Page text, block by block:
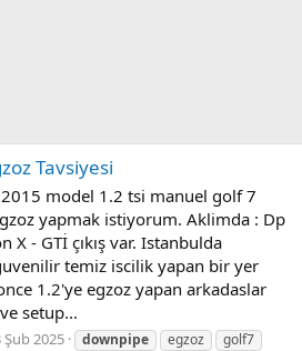
Tavsiyesi
model 1.2 tsi manuel golf 7
yapmak istiyorum. Aklimda : Dp
X - GTİ çıkış var. Istanbulda
temiz iscilik yapan bir yer
1.2'ye egzoz yapan arkadaslar
setup...
Şub 2025 downpipe egzoz
golf7